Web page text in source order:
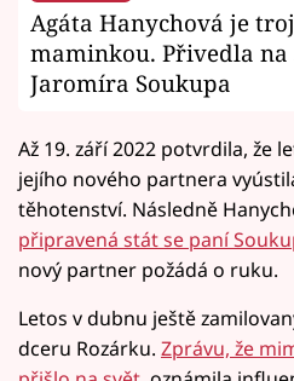
Agáta Hanychová je
maminkou. Přivedla na
Jaromíra Soukupa
Až 19. září 2022 potvrdila, že
jejího nového partnera
těhotenství. Následně
připravená stát se paní
nový partner požádá o ruku.
Letos v dubnu ještě
dceru Rozárku. Zprávu, že